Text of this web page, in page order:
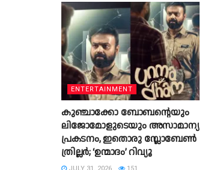
ENTERTAINMENT
കുഞ്ചാക്കോ ബോബൻ്റെയും
ലിജോമോളുടെയും അസാമാന്യ
പ്രകടനം, ഇതൊരു സ്ലോബേൺ
ത്രില്ലർ; ‘ഉന്മാദം’ റിവ്യൂ